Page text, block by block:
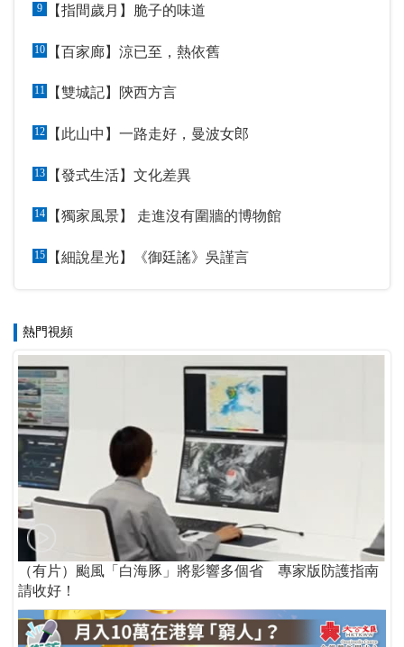
9 【指間歲月】脆子的味道
10 【百家廊】涼已至，熱依舊
11 【雙城記】陝西方言
12 【此山中】一路走好，曼波女郎
13 【發式生活】文化差異
14 【獨家風景】 走進沒有圍牆的博物館
15 【細說星光】《御廷謠》吳謹言
熱門視頻
（有片）颱風「白海豚」將影響多個省 專家版防護指南
請收好！